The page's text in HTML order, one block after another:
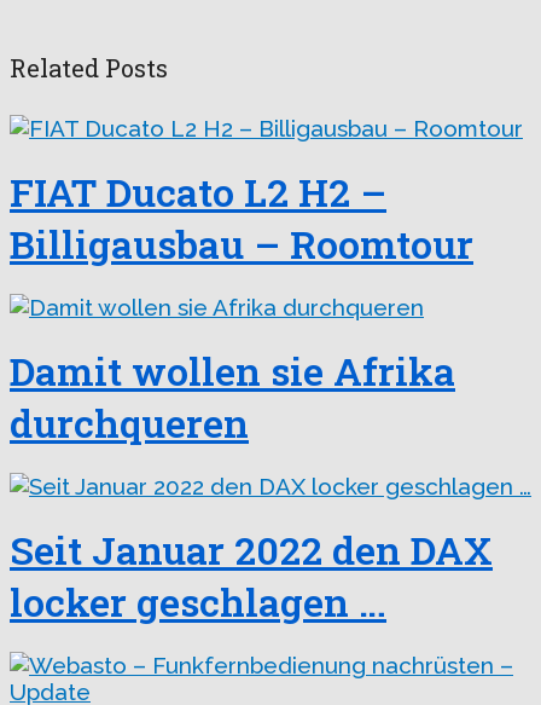
Related Posts
FIAT Ducato L2 H2 –
Billigausbau – Roomtour
Damit wollen sie Afrika
durchqueren
Seit Januar 2022 den DAX
locker geschlagen …